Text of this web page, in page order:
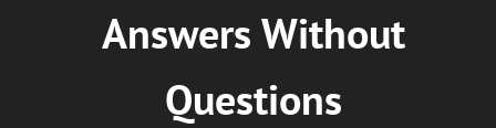
Answers Without
Questions